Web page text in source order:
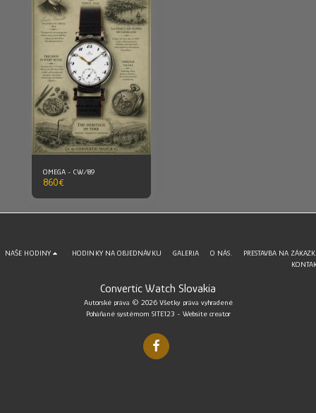
OMEGA - CW/89
860€
Convertic Watch Slovakia
Autorské práva © 2026 Všetky práva vyhradené
Poháňané systémom SITE123 - Website creator
NAŠE HODINY HODINKY NA OBJEDNÁVKU GALERIA O NÁS.
PRESTAVBA NA